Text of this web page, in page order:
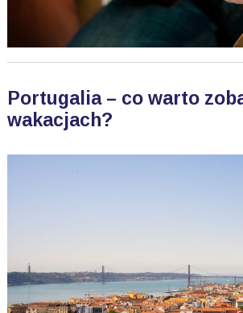
Portugalia – co warto
wakacjach?